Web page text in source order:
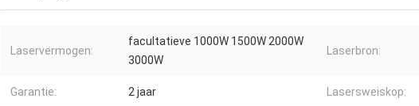
Laservermogen:
facultatieve 1000W 1500W 2000W
3000W
Laserbron:
Garantie: 2 jaar Lasersweiskop: